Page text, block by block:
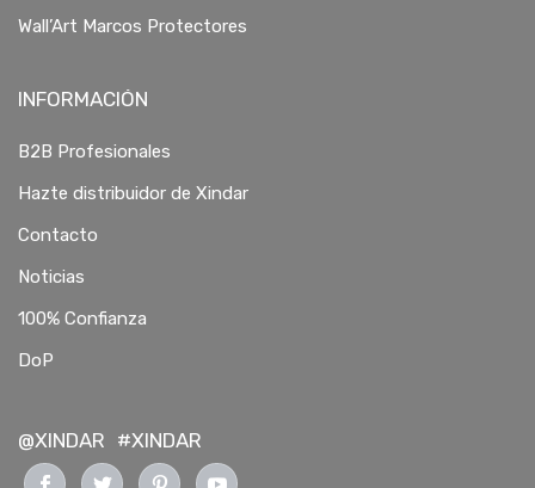
Wall’Art Marcos Protectores
INFORMACIÓN
B2B Profesionales
Hazte distribuidor de Xindar
Contacto
Noticias
100% Confianza
DoP
@XINDAR #XINDAR